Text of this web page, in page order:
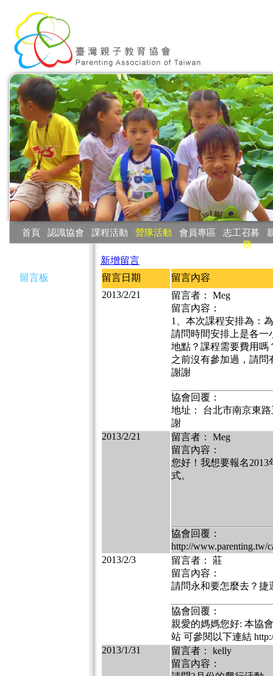
首頁 認識協會 課程活動 營隊活動 會員專區 志工召募
務
留言板
新增留言
留言日期
留言內容
2013/2/21
留言者： Meg
留言內容：
1、本次課程安排為：
請問時間安排上是各一
地點？課程需要費用嗎
之前沒有參加過，請
謝謝
協會回覆：
地址： 台北市南京東
謝
2013/2/21
留言者： Meg
留言內容：
您好！我想要報名
式。
協會回覆：
http://www.parenting.tw/
2013/2/3
留言者： 莊
留言內容：
請問永和要怎麼去？捷
協會回覆：
親愛的媽媽您好: 本協
站 可參閱以下連結
2013/1/31
留言者： kelly
留言內容：